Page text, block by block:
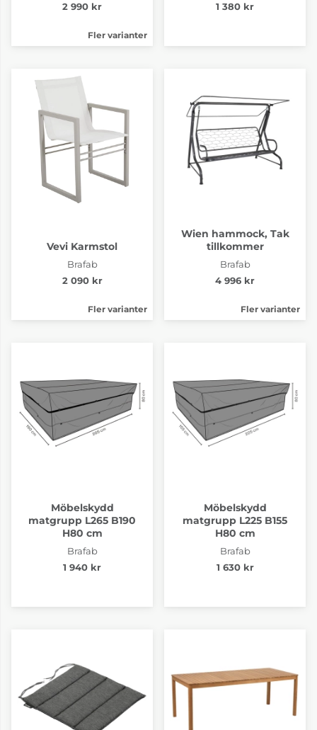
2 990 kr
Fler varianter
1 380 kr
Vevi Karmstol
Brafab
2 090 kr
Fler varianter
Wien hammock, Tak
tillkommer
Brafab
4 996 kr
Fler varianter
Möbelskydd
matgrupp L265 B190
H80 cm
Brafab
1 940 kr
Möbelskydd
matgrupp L225 B155
H80 cm
Brafab
1 630 kr